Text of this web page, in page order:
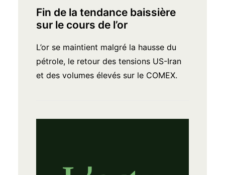
Fin de la tendance baissière
sur le cours de l’or
L’or se maintient malgré la hausse du
pétrole, le retour des tensions US-Iran
et des volumes élevés sur le COMEX.